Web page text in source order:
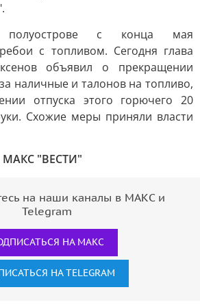
с конца мая
с топливом. Сегодня глава
объявил о прекращении
наличные и талонов на топливо,
отпуска этого горючего 20
Схожие меры приняли власти
МАКС "ВЕСТИ"
на наши каналы в МАКС и
Telegram
НА МАКС
НА TELEGRAM